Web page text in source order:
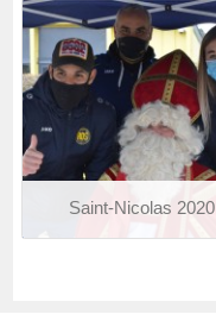
Saint-Nicolas 2020